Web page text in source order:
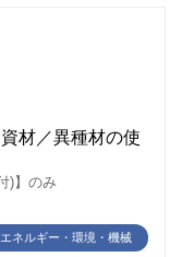
材／異種材の使
)】のみ
ネルギー・環境・機械